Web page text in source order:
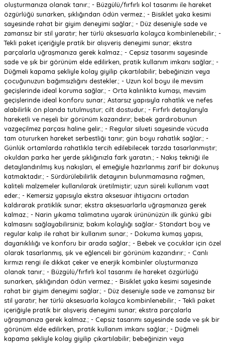
oluşturmanıza olanak tanır.; - Büzgülü/fırfırlı kol tasarımı ile hareket
özgürlüğü sunarken, şıklığından ödün vermez.; - Bisiklet yaka kesimi
sayesinde rahat bir giyim deneyimi sağlar.; - Düz deseniyle sade ve
zamansız bir stil yaratır; her türlü aksesuarla kolayca kombinlenebilir.; -
Tekli paket içeriğiyle pratik bir alışveriş deneyimi sunar; ekstra
parçalarla uğraşmanıza gerek kalmaz.; - Cepsiz tasarımı sayesinde
sade ve şık bir görünüm elde edilirken, pratik kullanım imkanı sağlar.; -
Düğmeli kapama şekliyle kolay giyilip çıkartılabilir; bebeğinizin veya
çocuğunuzun bağımsızlığını destekler.; - Uzun kol boyu ile mevsim
geçişlerinde ideal koruma sağlar.; - Orta kalınlıkta kumaşı, mevsim
geçişlerinde ideal konforu sunar.; Astarsız yapısıyla rahatlık ve nefes
alabilirlik ön planda tutulmuştur; cilt dostudur.; - Fırfırlı detaylarıyla
hareketli ve neşeli bir görünüm kazandırır; bebek gardırobunun
vazgeçilmez parçası haline gelir.; - Regular silueti sayesinde vücuda
tam otururken hareket serbestliği tanır; gün boyu rahatlık sağlar.; -
Günlük ortamlarda rahatlıkla tercih edilebilecek tarzda tasarlanmıştır;
okuldan parka her yerde şıklığınızla fark yaratın.; - Nakış tekniği ile
detaylandırılmış kuş nakışları, el emeğiyle hazırlanmış zarif bir dokunuş
katmaktadır.; - Sürdürülebilirlik detayının bulunmamasına rağmen,
kaliteli malzemeler kullanılarak üretilmiştir; uzun süreli kullanım vaat
eder.; - Kemersiz yapısıyla ekstra aksesuar ihtiyacını ortadan
kaldırarak pratiklik sunar; ekstra aksesuarlarla uğraşmanıza gerek
kalmaz.; - Narin yıkama talimatına uyarak ürününüzün ilk günkü gibi
kalmasını sağlayabilirsiniz; bakım kolaylığı sağlar.- Standart boy ve
regular kalıp ile rahat bir kullanım sunar.; - Dokuma kumaş yapısı,
dayanıklılığı ve konforu bir arada sağlar.; - Bebek ve çocuklar için özel
olarak tasarlanmış, şık ve eğlenceli bir görünüm kazandırır.; - Canlı
kırmızı rengi ile dikkat çeker ve enerjik kombinler oluşturmanıza
olanak tanır.; - Büzgülü/fırfırlı kol tasarımı ile hareket özgürlüğü
sunarken, şıklığından ödün vermez.; - Bisiklet yaka kesimi sayesinde
rahat bir giyim deneyimi sağlar.; - Düz deseniyle sade ve zamansız bir
stil yaratır; her türlü aksesuarla kolayca kombinlenebilir.; - Tekli paket
içeriğiyle pratik bir alışveriş deneyimi sunar; ekstra parçalarla
uğraşmanıza gerek kalmaz.; - Cepsiz tasarımı sayesinde sade ve şık bir
görünüm elde edilirken, pratik kullanım imkanı sağlar.; - Düğmeli
kapama şekliyle kolay giyilip çıkartılabilir; bebeğinizin veya